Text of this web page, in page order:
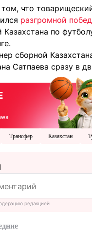
что
разгромной
по
сборной
Сатпаева сразу в
Трансфер Казахстан
редакцией